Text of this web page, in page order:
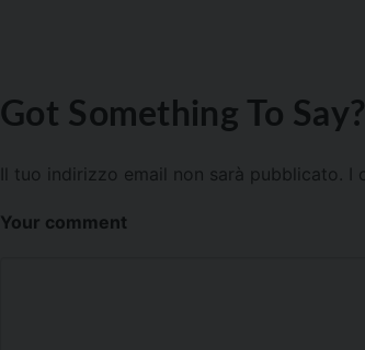
Got Something To Say?
Il tuo indirizzo email non sarà pubblicato.
Your comment